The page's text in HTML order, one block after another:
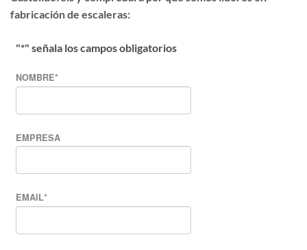
fabricación de escaleras:
"*" señala los campos obligatorios
NOMBRE*
EMPRESA
EMAIL*